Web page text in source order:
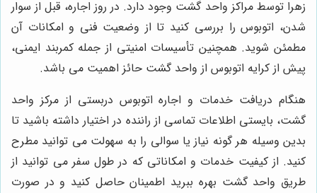
زهرا توسط مراکز واحد گشت وجود دارد. در روز اجاره، قبل از سوار
شدن، اتوبوس را بررسی کنید تا از وضعیت فنی و امکانات آن
مطمئن شوید. همچنین تأسیسات امنیتی از جمله کمربند ایمنی،
پیش از کرایه اتوبوس از واحد گشت حائز اهمیت می باشد.
هنگام دریافت خدمات و اجاره اتوبوس دربستی از مرکز واحد
گشت، بایستی اطلاعات تماسی از راننده در اختیار داشته باشید تا
بدین وسیله هر گونه نیاز یا سوالی را به سهولت می توانید مطرح
کنید. از کیفیت خدمات و امکاناتی که در طول سفر می توانید از
طریق واحد گشت بهره ببرید اطمینان حاصل کنید و در صورت